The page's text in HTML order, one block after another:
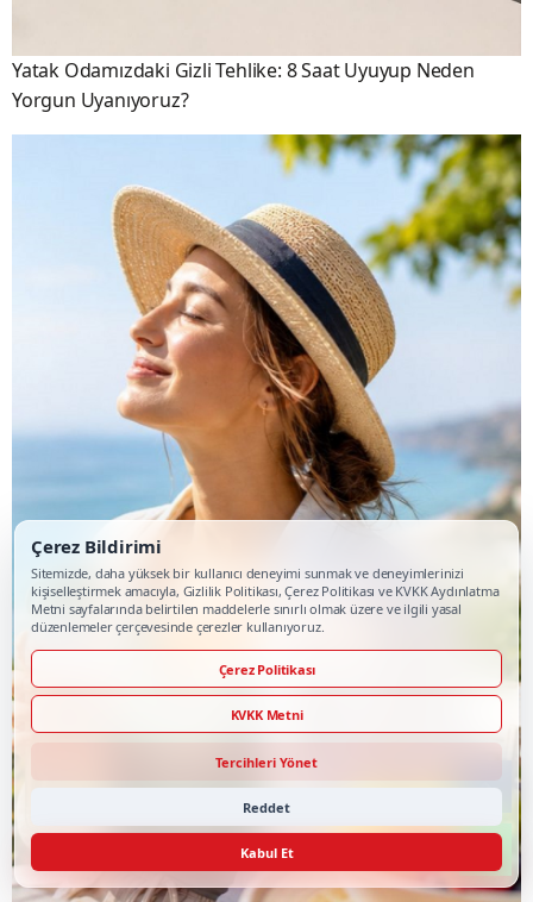
Yatak Odamızdaki Gizli Tehlike: 8 Saat Uyuyup Neden
Yorgun Uyanıyoruz?
Çerez Bildirimi
Sitemizde, daha yüksek bir kullanıcı deneyimi sunmak ve deneyimlerinizi
kişiselleştirmek amacıyla, Gizlilik Politikası, Çerez Politikası ve KVKK Aydınlatma
Metni sayfalarında belirtilen maddelerle sınırlı olmak üzere ve ilgili yasal
düzenlemeler çerçevesinde çerezler kullanıyoruz.
Çerez Politikası
KVKK Metni
Tercihleri Yönet
Reddet
Kabul Et